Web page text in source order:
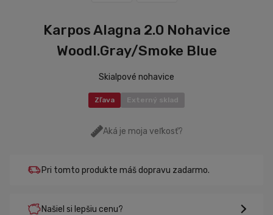
Karpos Alagna 2.0 Nohavice
Woodl.Gray/Smoke Blue
Skialpové nohavice
Zľava Externý sklad
Aká je moja veľkosť?
Pri tomto produkte máš dopravu zadarmo.
Našiel si lepšiu cenu?